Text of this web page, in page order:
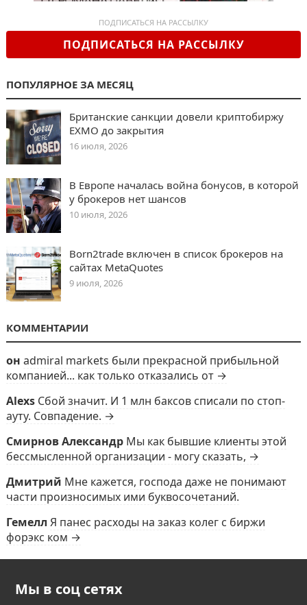
ПОДПИСАТЬСЯ НА РАССЫЛКУ
ПОДПИСАТЬСЯ НА РАССЫЛКУ
ПОПУЛЯРНОЕ ЗА МЕСЯЦ
Британские санкции довели криптобиржу
EXMO до закрытия
16 июля, 2026
В Европе началась война бонусов, в которой
у брокеров нет шансов
10 июля, 2026
Born2trade включен в список брокеров на
сайтах MetaQuotes
9 июля, 2026
КОММЕНТАРИИ
он admiral markets были прекрасной прибыльной
компанией... как только отказались от →
Alexs Сбой значит. И 1 млн баксов списали по стоп-
ауту. Совпадение. →
Смирнов Александр Мы как бывшие клиенты этой
бессмысленной организации - могу сказать, →
Дмитрий Мне кажется, господа даже не понимают
части произносимых ими буквосочетаний.
Гемелл Я панес расходы на заказ колег с биржи
форэкс ком →
Мы в соц сетях